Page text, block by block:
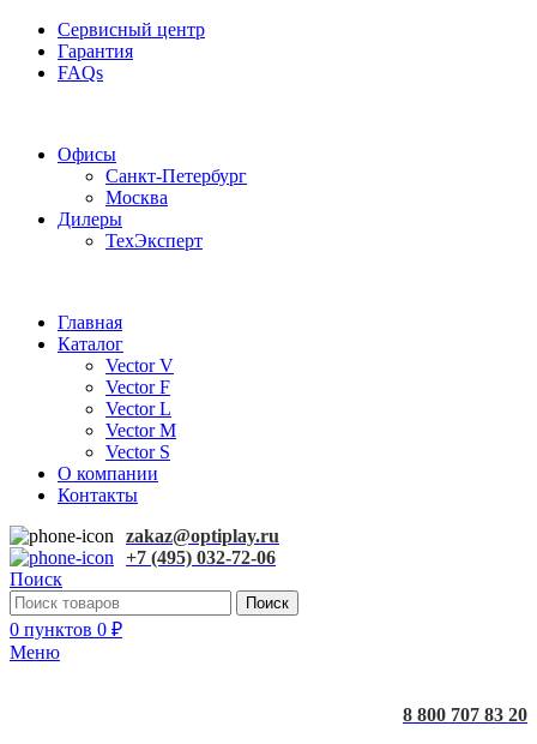
Сервисный центр
Гарантия
FAQs
Офисы
Санкт-Петербург
Москва
Дилеры
ТехЭксперт
Главная
Каталог
Vector V
Vector F
Vector L
Vector M
Vector S
О компании
Контакты
zakaz@optiplay.ru
+7 (495) 032-72-06
Поиск
Поиск
0 пунктов 0 ₽
Меню
8 800 707 83 20